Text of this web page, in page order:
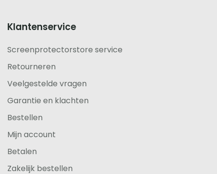
Klantenservice
Screenprotectorstore service
Retourneren
Veelgestelde vragen
Garantie en klachten
Bestellen
Mijn account
Betalen
Zakelijk bestellen